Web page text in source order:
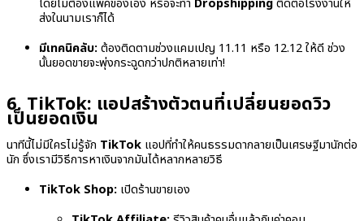
โดยไม่ต้องแพ็คของเอง หรือจะทำ Dropshippingติดต่อโรงงานให้
ส่งในนามเราก็ได้
มีเทคนิคลับ:ต้องติดตามช่วงแคมเปญ 11.11 หรือ 12.12 ให้ดี ช่วง
นั้นยอดขายจะพุ่งกระฉูดกว่าปกติหลายเท่า!
6. TikTok: แอปสร้างตัวตนที่เปลี่ยนยอดวิว
เป็นยอดเงิน
นาทีนี้ไม่มีใครไม่รู้จัก TikTok แอปที่ทำให้คนธรรมดากลายเป็นเศรษฐีมานักต่อ
นัก ซึ่งเรามีวิธีการหาเงินจากมันได้หลากหลายวิธี
TikTok Shop: เปิดร้านขายเอง